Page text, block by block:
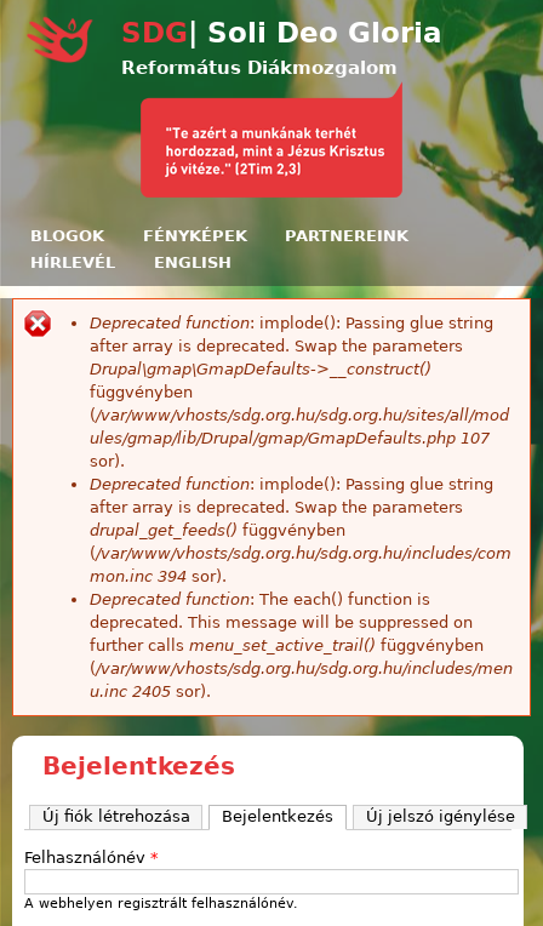
Ugrás a tartalomra
SDG | Soli Deo Gloria
Református Diákmozgalom
BLOGOK FÉNYKÉPEK
PARTNEREINK
HÍRLEVÉL
ENGLISH
Hibaüzenet
Deprecated function: implode(): Passing glue string
after array is deprecated. Swap the parameters
Drupal\gmap\GmapDefaults->__construct()
függvényben
(/var/www/vhosts/sdg.org.hu/sdg.org.hu/sites/all/mod
ules/gmap/lib/Drupal/gmap/GmapDefaults.php 107
sor).
Deprecated function: implode(): Passing glue string
after array is deprecated. Swap the parameters
drupal_get_feeds() függvényben
(/var/www/vhosts/sdg.org.hu/sdg.org.hu/includes/com
mon.inc 394 sor).
Deprecated function: The each() function is
deprecated. This message will be suppressed on
further calls menu_set_active_trail() függvényben
(/var/www/vhosts/sdg.org.hu/sdg.org.hu/includes/men
u.inc 2405 sor).
Bejelentkezés
Új fiók létrehozása Bejelentkezés (aktív fül)
Új jelszó igénylése
Felhasználónév *
A webhelyen regisztrált felhasználónév.